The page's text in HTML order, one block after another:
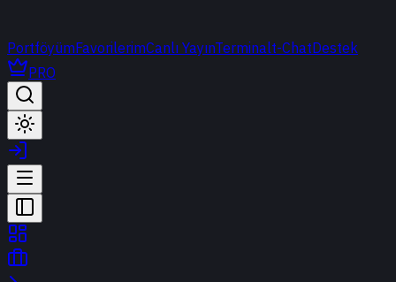
PortföyümFavorilerimCanlı YayınTerminalt-ChatDestek
PRO